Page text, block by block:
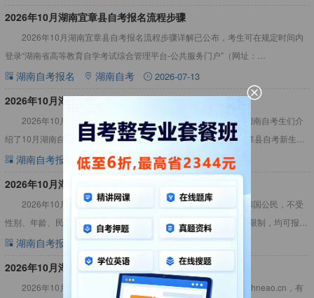
​2026年10月湖南宜章县自考报名流程步骤
2026年10月湖南宜章县自考报名流程步骤详解已公布，考生可在规定时间内
登录“湖南省高等教育自学考试综合管理平台-公共服务门户”（网址：
https://nzkks.hneao.cn），进行课程报考，网
湖南自考报名 湖南自考 2026-07-13
​2026年10月湖南宜章县自考报名材料（图文详解）
2026年10月湖南宜章县自考报名材料（图文详解），主要向湖南自考生们介
绍了10月湖南自考报名材料有哪些内容，包括2026年10月湖南宜章县自考新生入
籍报名所需材料以及湖南宜章县自考报名材料相关要求及
湖南自考报名 湖南自考 2026-07-13
2026年10月湖南宜章县自考报名条件
2026年10月湖南宜章县自考报名条件要求：凡属中华人民共和国公民，不受
性别、年龄、民族、种族、宗教信仰、财产状况和已受教育程度的限制，均可报考
未加限制条件的专业。从2024年起，我省不接受不符合条件
湖南自考报名 湖南自考 2026-07-11
2026年10月湖南宜章县自考报名入口官网
2026年10月湖南宜章县自考报名入口官网网址：https://nzkks.hneao.cn，有